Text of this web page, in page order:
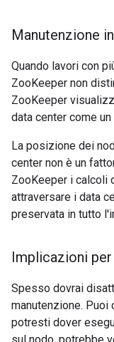
Manutenzione
Quando lavori con
ZooKeeper non
ZooKeeper
data center come
La posizione dei
center non è un
ZooKeeper i calcoli
attraversare i data
preservata in tutto
Implicazioni
Spesso dovrai
manutenzione. Puoi
potresti dover